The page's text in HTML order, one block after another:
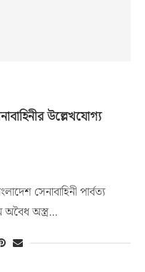
উল্লেখযোগ্য
সেনাবাহিনী পার্বত্য
অবৈধ অস্ত্র…